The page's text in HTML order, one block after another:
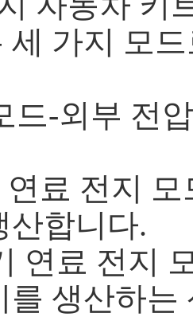
세 가지 모
드-외부 전
연료 전지
산합니다.
연료 전지
를 생산하